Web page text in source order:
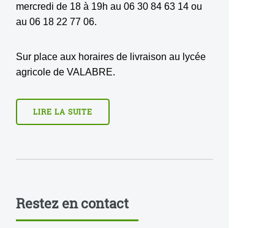
mercredi de 18 à 19h au 06 30 84 63 14 ou
au 06 18 22 77 06.
Sur place aux horaires de livraison au lycée
agricole de VALABRE.
LIRE LA SUITE
Restez en contact